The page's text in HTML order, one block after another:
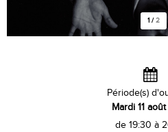
1 /2
Période(s)
Mardi 11
de 19:30 à